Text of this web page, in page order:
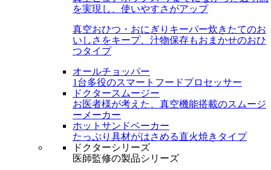
を実現し、使いやすさがアップ
真空おひつ・おにぎりキーパー炊きたてのお
いしさをキープ、汁物保存もおまかせのおひ
つタイプ
オールチョッパー
1台多役のスマートフードプロセッサー
ドクタースムージー
お医者様が考えた、真空機能搭載のスムージ
ーメーカー
ホットサンドベーカー
たっぷり具材がはさめる直火焼きタイプ
ドクターシリーズ
医師監修の製品シリーズ